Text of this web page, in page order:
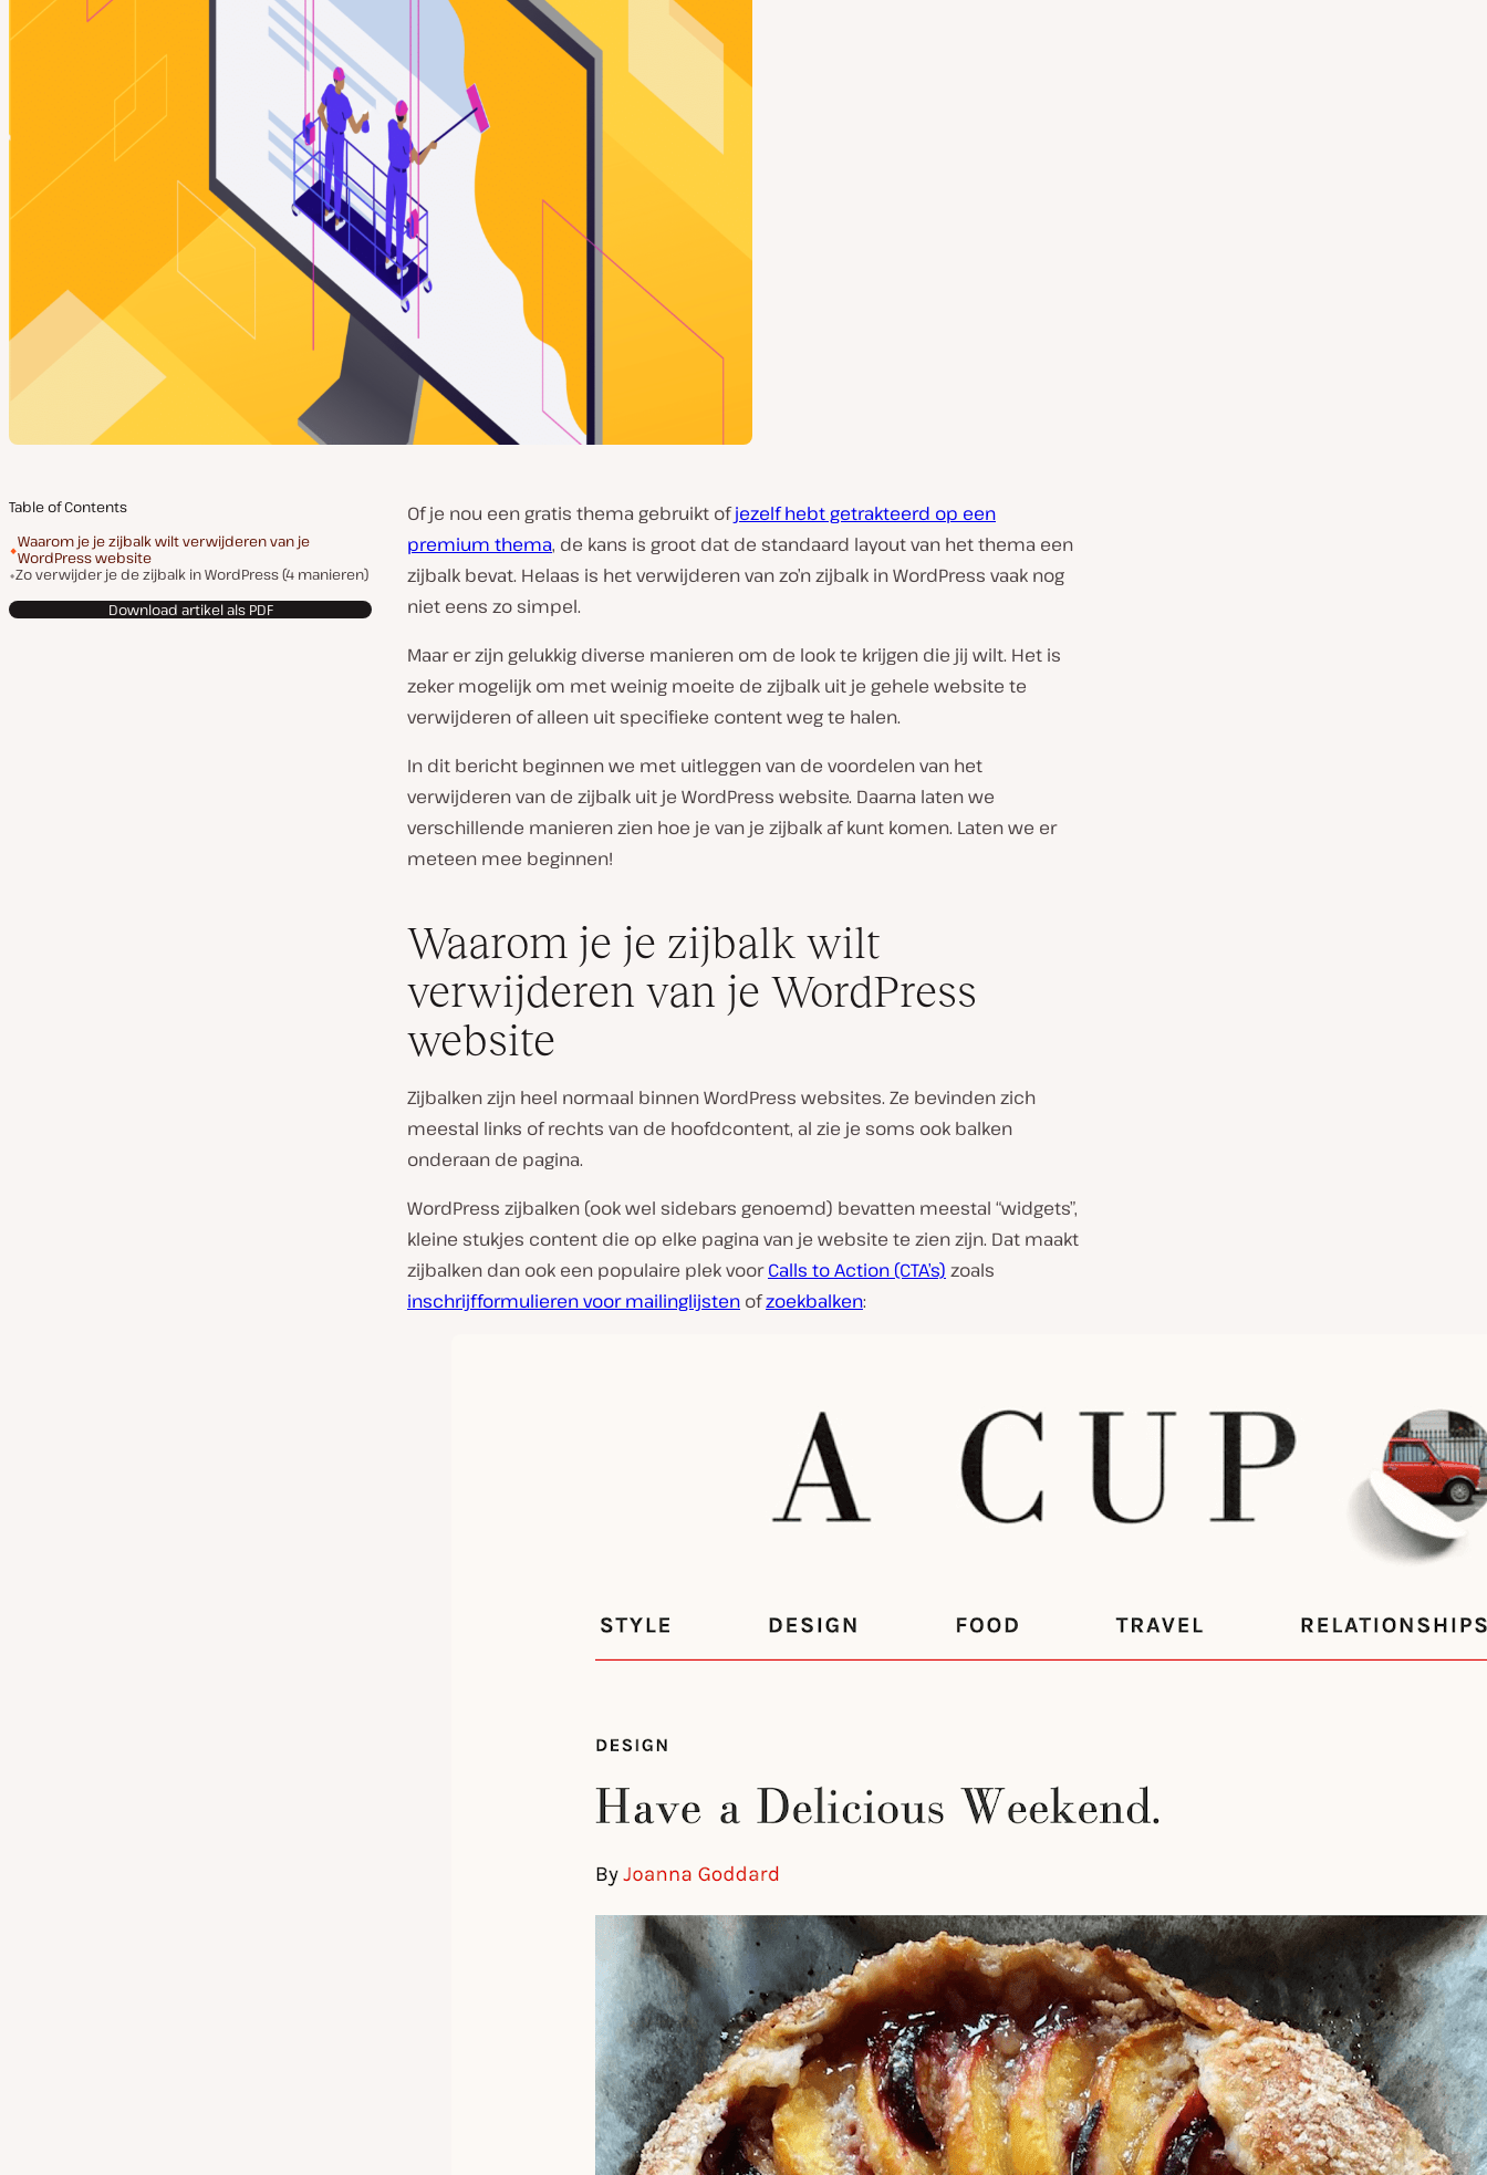
Table of Contents
Waarom je je zijbalk wilt verwijderen van je
WordPress website
Zo verwijder je de zijbalk in WordPress (4 manieren)
Download artikel als PDF
Of je nou een gratis thema gebruikt ofjezelf hebt getrakteerd op een
premium thema, de kans is groot dat de standaard layout van het thema een
zijbalk bevat. Helaas is het verwijderen van zo’n zijbalk in WordPress vaak nog
niet eens zo simpel.
Maar er zijn gelukkig diverse manieren om de look te krijgen die jij wilt. Het is
zeker mogelijk om met weinig moeite de zijbalk uit je gehele website te
verwijderen of alleen uit specifieke content weg te halen.
In dit bericht beginnen we met uitleggen van de voordelen van het
verwijderen van de zijbalk uit je WordPress website. Daarna laten we
verschillende manieren zien hoe je van je zijbalk af kunt komen. Laten we er
meteen mee beginnen!
Waarom je je zijbalk wilt
verwijderen van je WordPress
website
Zijbalken zijn heel normaal binnen WordPress websites. Ze bevinden zich
meestal links of rechts van de hoofdcontent, al zie je soms ook balken
onderaan de pagina.
WordPress zijbalken (ook wel sidebars genoemd) bevatten meestal “widgets”,
kleine stukjes content die op elke pagina van je website te zien zijn. Dat maakt
zijbalken dan ook een populaire plek voorCalls to Action (CTA’s) zoals
inschrijfformulieren voor mailinglijsten ofzoekbalken: